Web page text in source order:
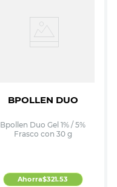
BPOLLEN DUO
Bpollen Duo Gel 1% / 5%
Frasco con 30 g
Ahorra$321.53